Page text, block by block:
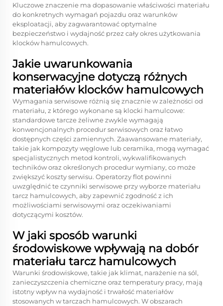
Kluczowe znaczenie ma dopasowanie właściwości materiału
do konkretnych wymagań pojazdu oraz warunków
eksploatacji, aby zagwarantować optymalne
bezpieczeństwo i wydajność przez cały okres użytkowania
klocków hamulcowych.
Jakie uwarunkowania
konserwacyjne dotyczą różnych
materiałów klocków hamulcowych
Wymagania serwisowe różnią się znacznie w zależności od
materiału, z którego wykonane są klocki hamulcowe:
standardowe tarcze żeliwne zwykle wymagają
konwencjonalnych procedur serwisowych oraz łatwo
dostępnych części zamiennych. Zaawansowane materiały,
takie jak kompozyty węglowe lub ceramika, mogą wymagać
specjalistycznych metod kontroli, wykwalifikowanych
techników oraz określonych procedur wymiany, co może
zwiększyć koszty serwisu. Operatorzy flot powinni
uwzględnić te czynniki serwisowe przy wyborze materiału
tarcz hamulcowych, aby zapewnić zgodność z ich
możliwościami serwisowymi oraz oczekiwaniami
dotyczącymi kosztów.
W jaki sposób warunki
środowiskowe wpływają na dobór
materiału tarcz hamulcowych
Warunki środowiskowe, takie jak klimat, narażenie na sól,
zanieczyszczenia chemiczne oraz temperatury pracy, mają
istotny wpływ na wydajność i trwałość materiałów
stosowanych w tarczach hamulcowych. W obszarach